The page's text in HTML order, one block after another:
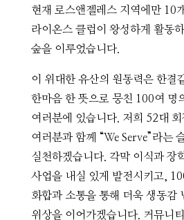
현재 로스앤젤레스 지역에만 10
라이온스 클럽이 왕성하게 활동
숲을 이루었습니다.
이 위대한 유산의 원동력은 한결
한마음 한 뜻으로 뭉친 100여 명
여러분에 있습니다. 저희 52대
여러분과 함께 “We Serve”라는
실천하겠습니다. 각막 이식과 장
사업을 내실 있게 발전시키고,
화합과 소통을 통해 더욱 생동감
위상을 이어가겠습니다. 커뮤니